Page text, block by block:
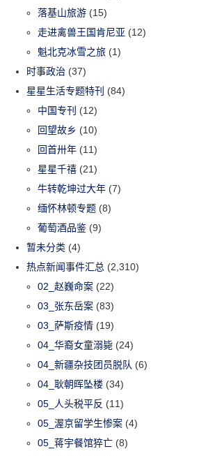
落基山旅游 (15)
走进禽兽王国肯尼亚 (12)
魁北克冰雪之旅 (1)
时事政治 (37)
星星生活专题特刊 (84)
中国专刊 (12)
回望故乡 (10)
回首卅年 (11)
星星千禧 (21)
牛转乾坤过大年 (7)
缅怀林顿专题 (8)
葡萄酒品鉴 (9)
暂未分类 (4)
热点新闻事件汇总 (2,310)
02_赵巍命案 (22)
03_张东岳案 (83)
03_萨斯疫情 (19)
04_华裔女童溺毙 (24)
04_新疆杂技团员脱队 (6)
04_耿朝晖坠楼 (34)
05_人头税平反 (11)
05_渥京留学生惨案 (4)
05_蒋宇餐馆猝亡 (8)